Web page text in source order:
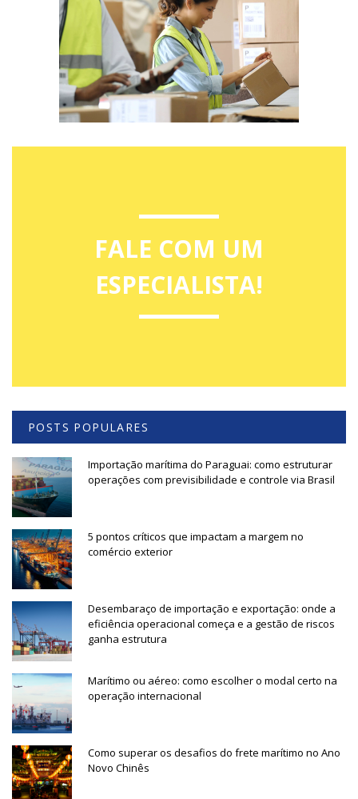
FALE COM UM
ESPECIALISTA!
POSTS POPULARES
Importação marítima do Paraguai: como estruturar
operações com previsibilidade e controle via Brasil
5 pontos críticos que impactam a margem no
comércio exterior
Desembaraço de importação e exportação: onde a
eficiência operacional começa e a gestão de riscos
ganha estrutura
Marítimo ou aéreo: como escolher o modal certo na
operação internacional
Como superar os desafios do frete marítimo no Ano
Novo Chinês